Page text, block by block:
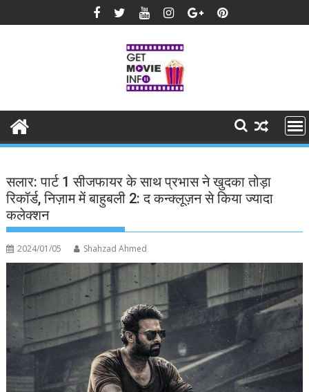
to
सलार: पार्ट 1 सीजफायर के साथ प्रभास ने खुदका तोड़ा
रिकॉर्ड, निज़ाम में बाहुबली 2: द कन्क्लूज़न से किया ज्यादा
कलेक्शन
2024/01/05 Shahzad Ahmed